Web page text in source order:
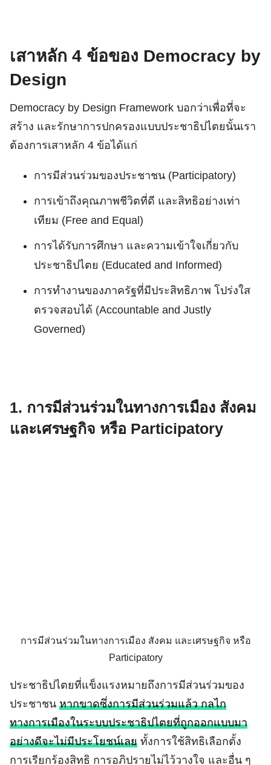
เสาหลัก 4 ข้อของ Democracy by
Design
Democracy by Design Framework บอกว่าเพื่อที่จะ
สร้าง และรักษาการปกครองแบบประชาธิปไตยนั้นเรา
ต้องการเสาหลัก 4 ข้อได้แก่
การมีส่วนร่วมของประชาชน (Participatory)
การเข้าถึงคุณภาพชีวิตที่ดี และสิทธิอย่างเท่า
เทียม (Free and Equal)
การได้รับการศึกษา และความเข้าใจเกี่ยวกับ
ประชาธิปไตย (Educated and Informed)
การทำงานของภาครัฐที่มีประสิทธิภาพ โปร่งใส
ตรวจสอบได้ (Accountable and Justly
Governed)
1. การมีส่วนร่วมในทางการเมือง สังคม
และเศรษฐกิจ หรือ Participatory
การมีส่วนร่วมในทางการเมือง สังคม และเศรษฐกิจ หรือ
Participatory
ประชาธิปไตยที่แข็งแรงหมายถึงการมีส่วนร่วมของ
ประชาชน หากขาดซึ่งการมีส่วนร่วมแล้ว กลไก
ทางการเมืองในระบบประชาธิปไตยที่ถูกออกแบบมา
อย่างดีจะไม่มีประโยชน์เลย ทั้งการใช้สิทธิเลือกตั้ง
การเรียกร้องสิทธิ การอภิปรายไม่ไว้วางใจ และอื่น ๆ